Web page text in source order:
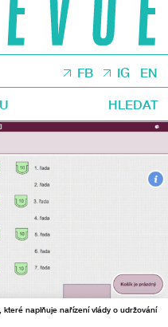
FB IG EN
HLEDAT
naplňuje nařízení vlády o udržování